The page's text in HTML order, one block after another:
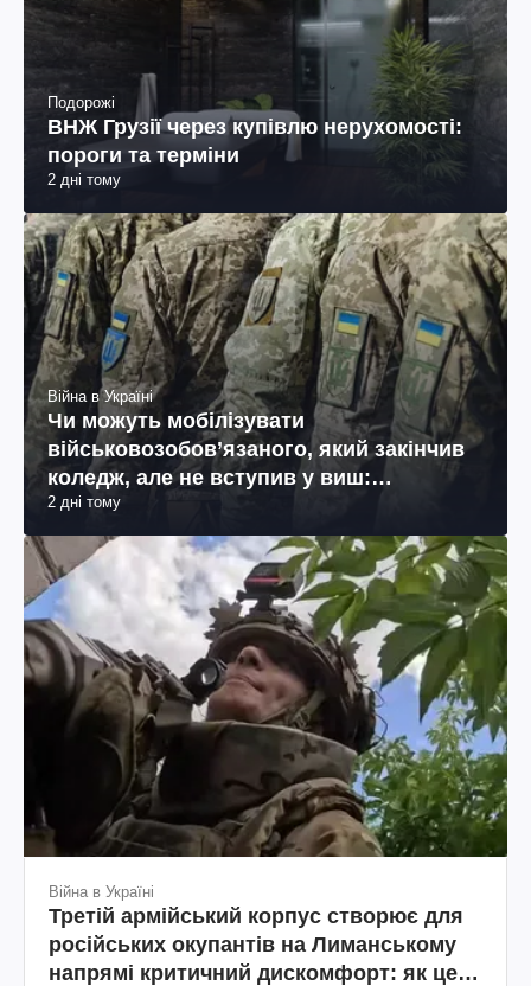
Подорожі
ВНЖ Грузії через купівлю нерухомості:
пороги та терміни
2 дні тому
Війна в Україні
Чи можуть мобілізувати
військовозобов’язаного, який закінчив
коледж, але не вступив у виш:
пояснення юриста
2 дні тому
Війна в Україні
Третій армійський корпус створює для
російських окупантів на Лиманському
напрямі критичний дискомфорт: як це